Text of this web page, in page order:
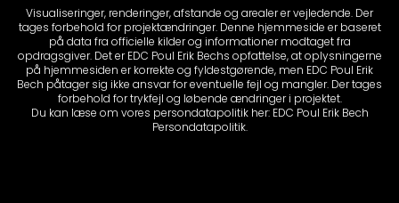
Visualiseringer, renderinger, afstande og arealer er vejledende. Der
tages forbehold for projektændringer. Denne hjemmeside er baseret
på data fra officielle kilder og informationer modtaget fra
opdragsgiver. Det er EDC Poul Erik Bechs opfattelse, at oplysningerne
på hjemmesiden er korrekte og fyldestgørende, men EDC Poul Erik
Bech påtager sig ikke ansvar for eventuelle fejl og mangler. Der tages
forbehold for trykfejl og løbende ændringer i projektet.
Du kan læse om vores persondatapolitik her: EDC Poul Erik Bech
Persondatapolitik.